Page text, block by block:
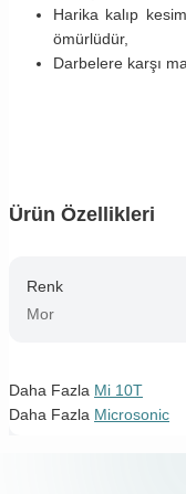
Harika kalıp
ömürlüdür,
Darbelere karşı
Ürün Özellikleri
Renk
Mor
Daha Fazla Mi 10T
Daha Fazla Microsonic